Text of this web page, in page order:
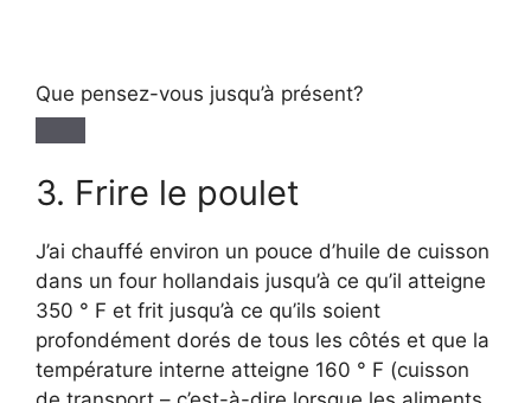
Que pensez-vous jusqu’à présent?
3. Frire le poulet
J’ai chauffé environ un pouce d’huile de cuisson
dans un four hollandais jusqu’à ce qu’il atteigne
350 ° F et frit jusqu’à ce qu’ils soient
profondément dorés de tous les côtés et que la
température interne atteigne 160 ° F (cuisson